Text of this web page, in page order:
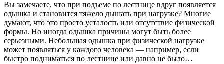
Вы замечаете, что при подъеме по лестнице вдруг появляется
одышка и становится тяжело дышать при нагрузке? Многие
думают, что это просто усталость или отсутствие физической
формы. Но иногда одышка причины могут быть более
серьезными. Небольшая одышка при физической нагрузке
может появляться у каждого человека — например, если
быстро подниматься по лестнице или давно не было…